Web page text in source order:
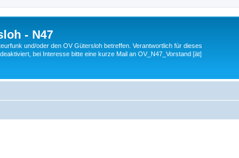
- N47
und/oder den OV Gütersloh betreffen. Verantwortlich für dieses
bei Interesse bitte eine kurze Mail an OV_N47_Vorstand [ät]